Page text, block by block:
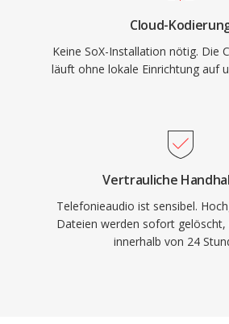
Cloud-
Keine SoX-Installation nötig. Die
läuft ohne lokale Einrichtung auf
Vertrauliche
Telefonieaudio ist sensibel.
Dateien werden sofort gelöscht,
innerhalb von 24